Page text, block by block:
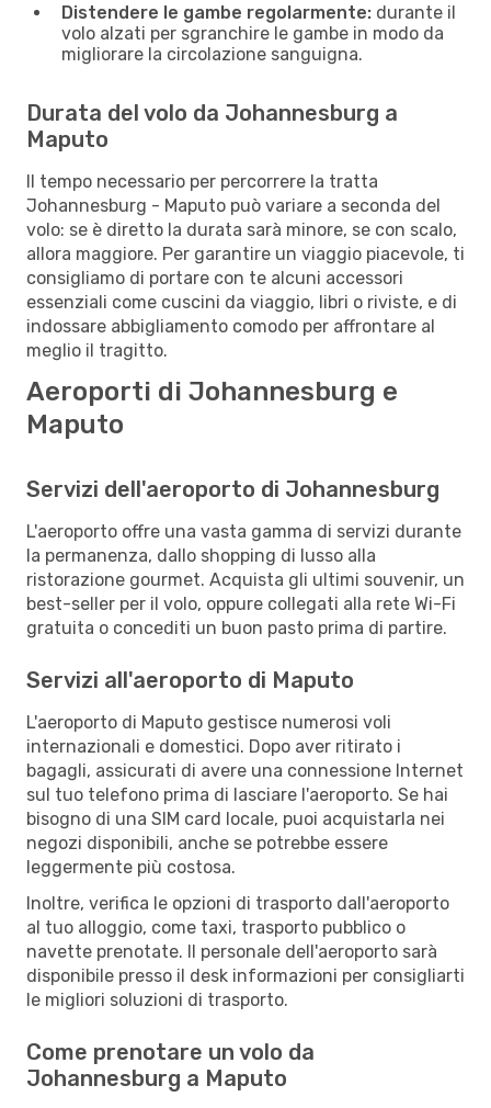
Distendere le gambe regolarmente: durante il
volo alzati per sgranchire le gambe in modo da
migliorare la circolazione sanguigna.
Durata del volo da Johannesburg a
Maputo
Il tempo necessario per percorrere la tratta
Johannesburg - Maputo può variare a seconda del
volo: se è diretto la durata sarà minore, se con scalo,
allora maggiore. Per garantire un viaggio piacevole, ti
consigliamo di portare con te alcuni accessori
essenziali come cuscini da viaggio, libri o riviste, e di
indossare abbigliamento comodo per affrontare al
meglio il tragitto.
Aeroporti di Johannesburg e
Maputo
Servizi dell'aeroporto di Johannesburg
L'aeroporto offre una vasta gamma di servizi durante
la permanenza, dallo shopping di lusso alla
ristorazione gourmet. Acquista gli ultimi souvenir, un
best-seller per il volo, oppure collegati alla rete Wi-Fi
gratuita o concediti un buon pasto prima di partire.
Servizi all'aeroporto di Maputo
L'aeroporto di Maputo gestisce numerosi voli
internazionali e domestici. Dopo aver ritirato i
bagagli, assicurati di avere una connessione Internet
sul tuo telefono prima di lasciare l'aeroporto. Se hai
bisogno di una SIM card locale, puoi acquistarla nei
negozi disponibili, anche se potrebbe essere
leggermente più costosa.
Inoltre, verifica le opzioni di trasporto dall'aeroporto
al tuo alloggio, come taxi, trasporto pubblico o
navette prenotate. Il personale dell'aeroporto sarà
disponibile presso il desk informazioni per consigliarti
le migliori soluzioni di trasporto.
Come prenotare un volo da
Johannesburg a Maputo